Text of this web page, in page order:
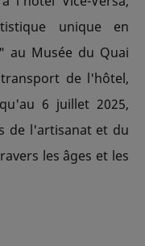
unique en
au Musée du Quai
de l'hôtel,
6 juillet 2025,
de l'artisanat et du
les âges et les